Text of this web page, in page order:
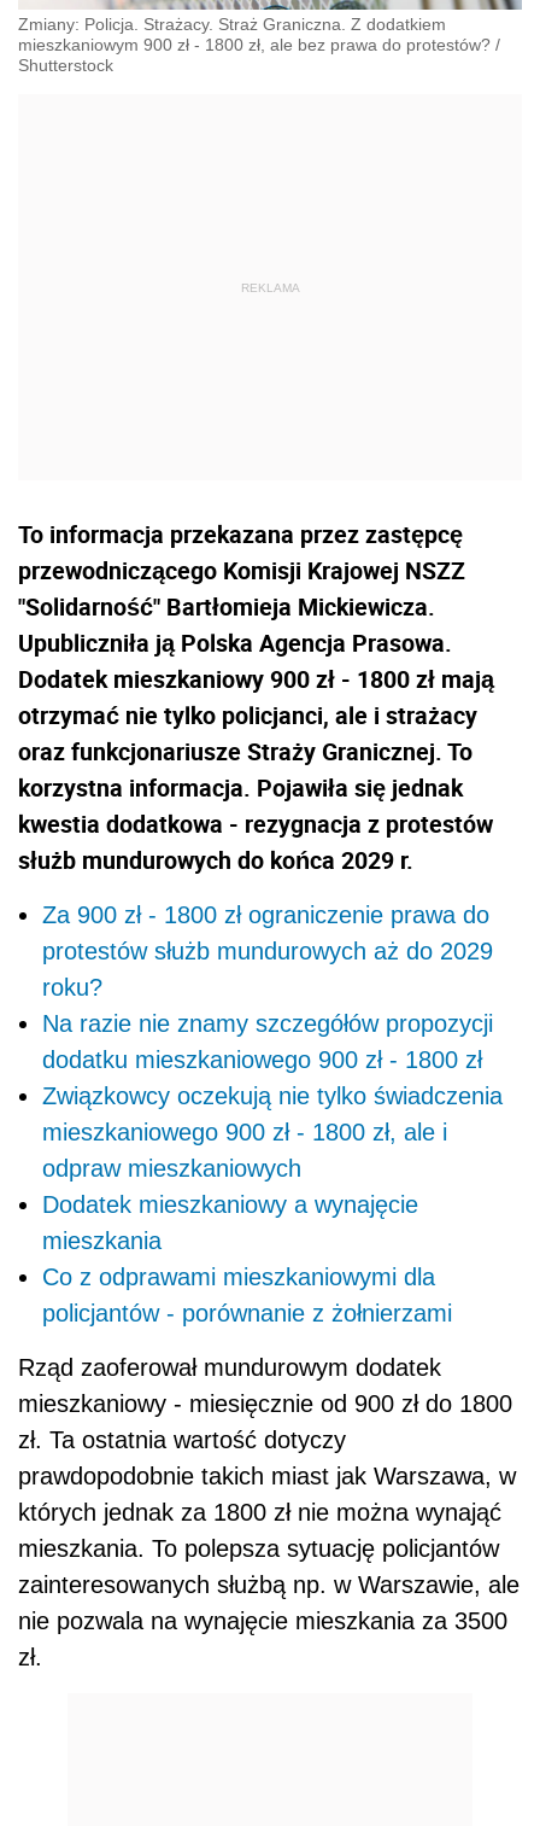
Zmiany: Policja. Strażacy. Straż Graniczna. Z dodatkiem
mieszkaniowym 900 zł - 1800 zł, ale bez prawa do protestów? /
Shutterstock
To informacja przekazana przez zastępcę
przewodniczącego Komisji Krajowej NSZZ
"Solidarność" Bartłomieja Mickiewicza.
Upubliczniła ją Polska Agencja Prasowa.
Dodatek mieszkaniowy 900 zł - 1800 zł mają
otrzymać nie tylko policjanci, ale i strażacy
oraz funkcjonariusze Straży Granicznej. To
korzystna informacja. Pojawiła się jednak
kwestia dodatkowa - rezygnacja z protestów
służb mundurowych do końca 2029 r.
Za 900 zł - 1800 zł ograniczenie prawa do
protestów służb mundurowych aż do 2029
roku?
Na razie nie znamy szczegółów propozycji
dodatku mieszkaniowego 900 zł - 1800 zł
Związkowcy oczekują nie tylko świadczenia
mieszkaniowego 900 zł - 1800 zł, ale i
odpraw mieszkaniowych
Dodatek mieszkaniowy a wynajęcie
mieszkania
Co z odprawami mieszkaniowymi dla
policjantów - porównanie z żołnierzami
Rząd zaoferował mundurowym dodatek
mieszkaniowy - miesięcznie od 900 zł do 1800
zł. Ta ostatnia wartość dotyczy
prawdopodobnie takich miast jak Warszawa, w
których jednak za 1800 zł nie można wynająć
mieszkania. To polepsza sytuację policjantów
zainteresowanych służbą np. w Warszawie, ale
nie pozwala na wynajęcie mieszkania za 3500
zł.